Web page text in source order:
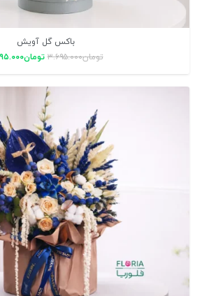
باکس گل آویش
تومان۳.۶۹۵.۰۰۰ تومان